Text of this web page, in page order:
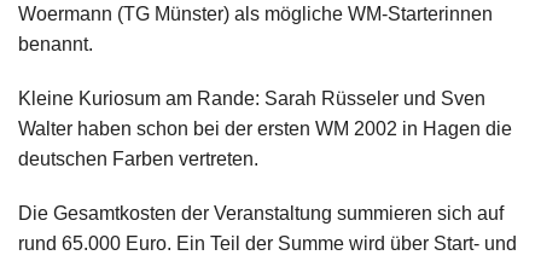
Woermann (TG Münster) als mögliche WM-Starterinnen
benannt.
Kleine Kuriosum am Rande: Sarah Rüsseler und Sven
Walter haben schon bei der ersten WM 2002 in Hagen die
deutschen Farben vertreten.
Die Gesamtkosten der Veranstaltung summieren sich auf
rund 65.000 Euro. Ein Teil der Summe wird über Start- und